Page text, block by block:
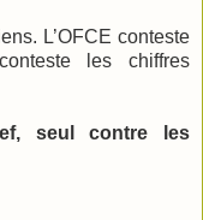
L’OFCE conteste
les chiffres
seul contre les